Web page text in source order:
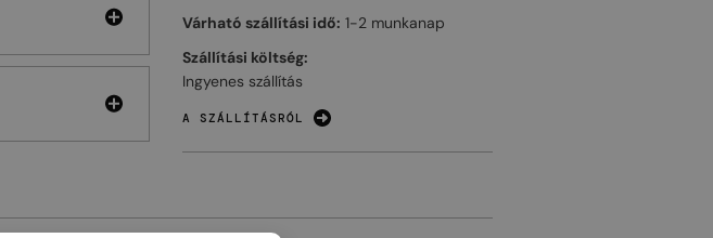
Várható szállítási idő: 1-2 munkanap
Szállítási költség:
Ingyenes szállítás
A SZÁLLÍTÁSRÓL